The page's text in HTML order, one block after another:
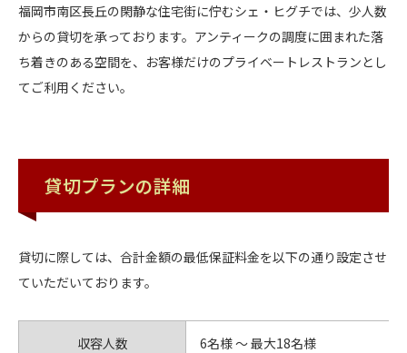
福岡市南区長丘の閑静な住宅街に佇むシェ・ヒグチでは、少人数
からの貸切を承っております。アンティークの調度に囲まれた落
ち着きのある空間を、お客様だけのプライベートレストランとし
てご利用ください。
貸切プランの詳細
貸切に際しては、合計金額の最低保証料金を以下の通り設定させ
ていただいております。
収容人数 6名様 〜 最大18名様